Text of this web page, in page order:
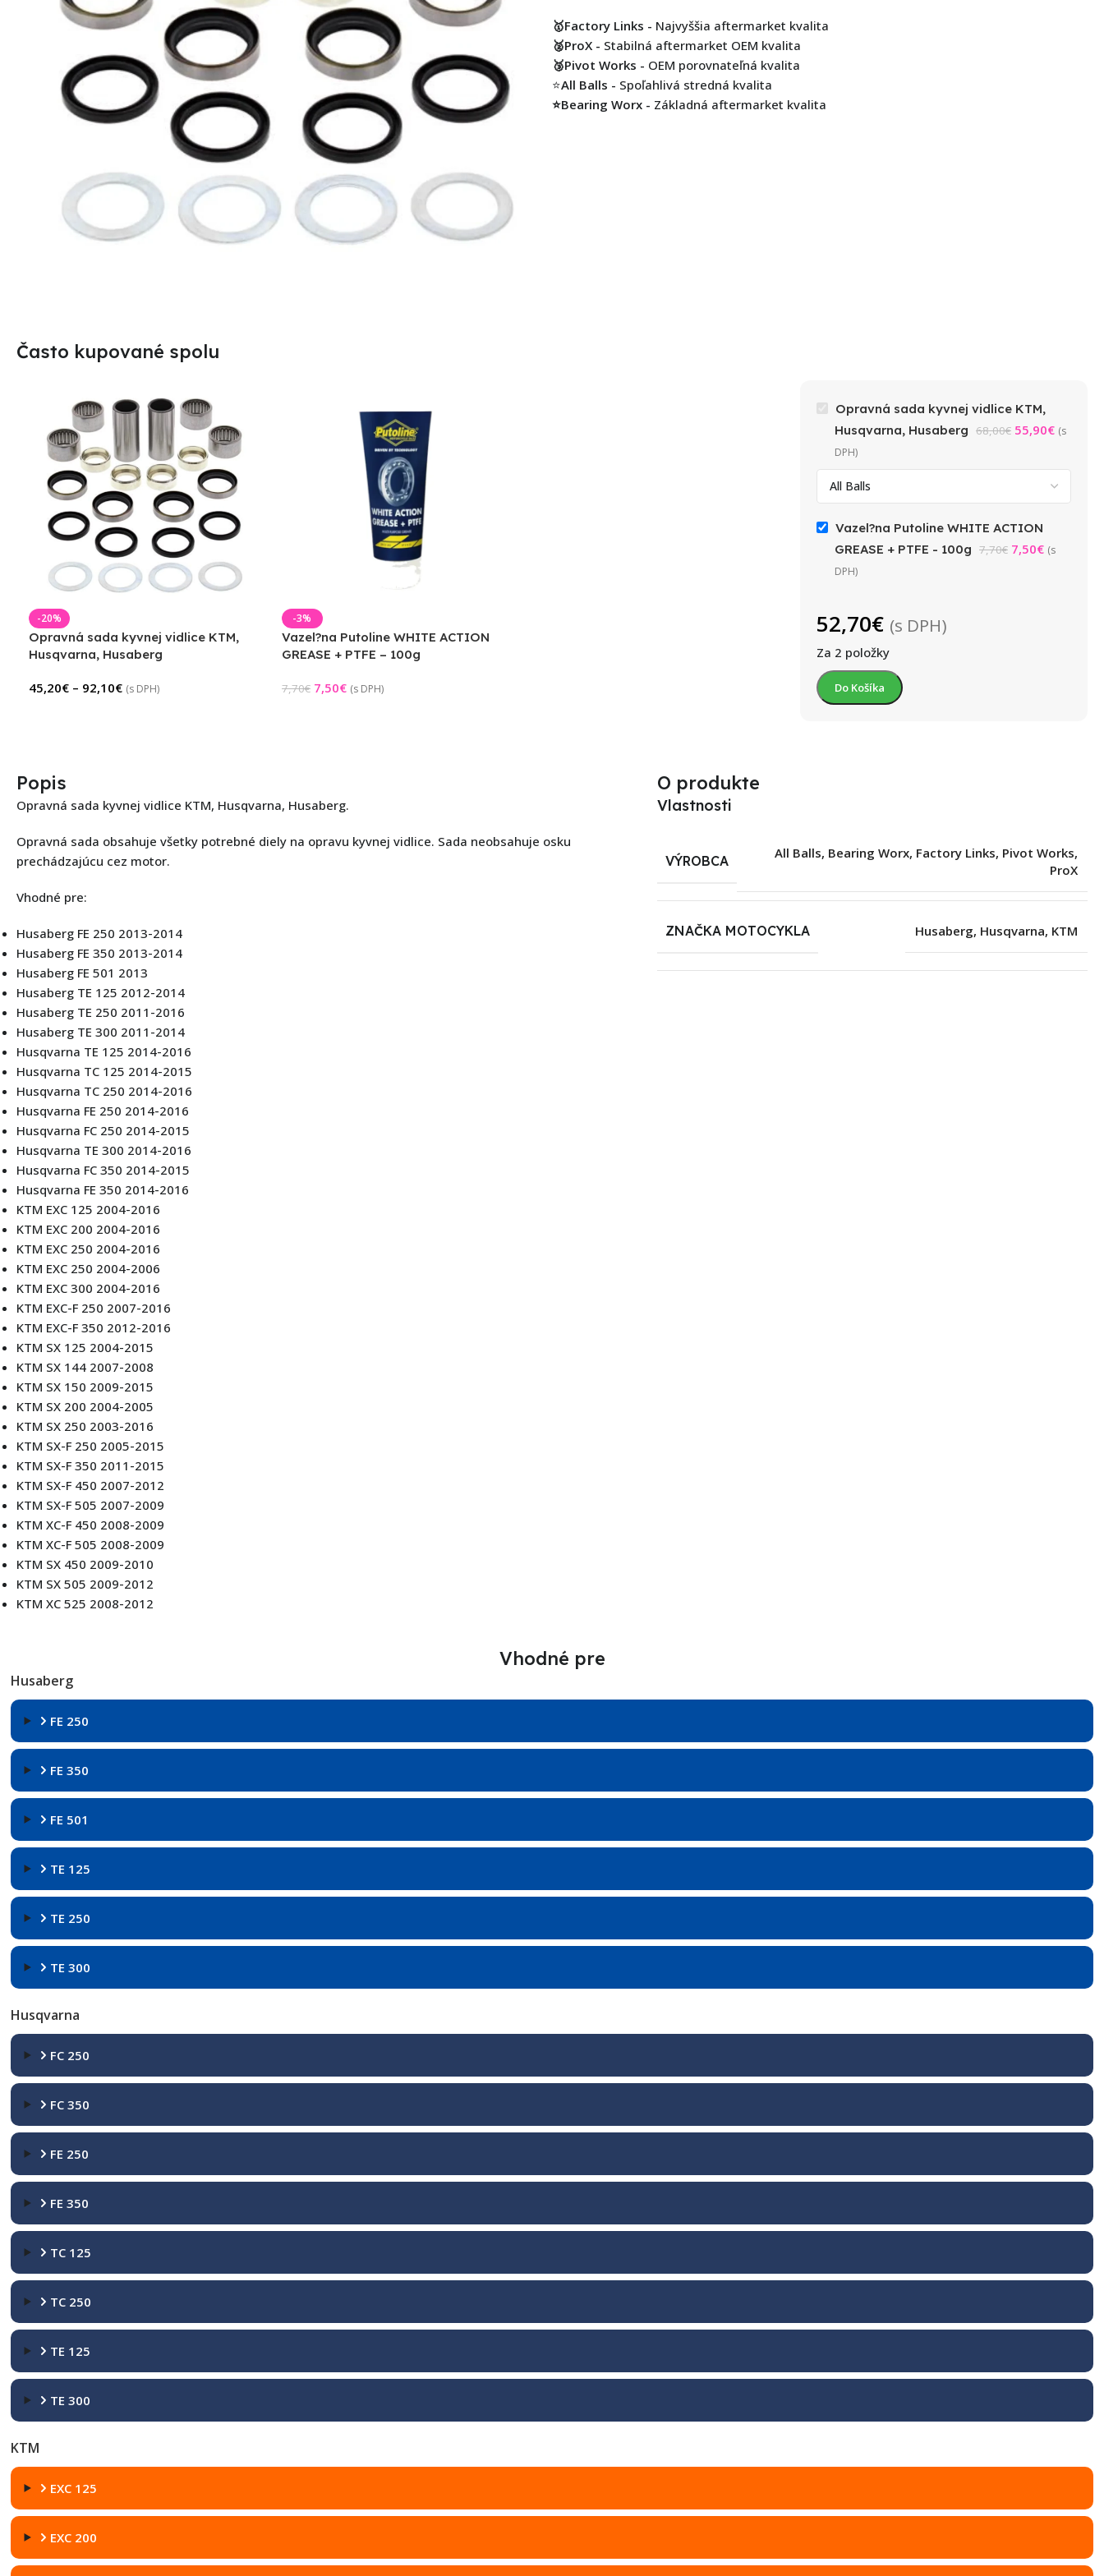
🥇Factory Links - Najvyššia aftermarket kvalita
🥈ProX - Stabilná aftermarket OEM kvalita
🥉Pivot Works - OEM porovnateľná kvalita
⭐All Balls - Spoľahlivá stredná kvalita
⭐Bearing Worx - Základná aftermarket kvalita
Často kupované spolu
-20%
Opravná sada kyvnej vidlice KTM,
Husqvarna, Husaberg
45,20€ – 92,10€ (s DPH)
-3%
Vazel?na Putoline WHITE ACTION
GREASE + PTFE – 100g
7,70€ 7,50€ (s DPH)
Opravná sada kyvnej vidlice KTM,
Husqvarna, Husaberg 68,00€ 55,90€ (s
DPH)
Vazel?na Putoline WHITE ACTION
GREASE + PTFE - 100g 7,70€ 7,50€ (s
DPH)
52,70€ (s DPH)
Za 2 položky
Do Košíka
Popis
Opravná sada kyvnej vidlice KTM, Husqvarna, Husaberg.
Opravná sada obsahuje všetky potrebné diely na opravu kyvnej vidlice. Sada neobsahuje osku
prechádzajúcu cez motor.
Vhodné pre:
Husaberg FE 250 2013-2014
Husaberg FE 350 2013-2014
Husaberg FE 501 2013
Husaberg TE 125 2012-2014
Husaberg TE 250 2011-2016
Husaberg TE 300 2011-2014
Husqvarna TE 125 2014-2016
Husqvarna TC 125 2014-2015
Husqvarna TC 250 2014-2016
Husqvarna FE 250 2014-2016
Husqvarna FC 250 2014-2015
Husqvarna TE 300 2014-2016
Husqvarna FC 350 2014-2015
Husqvarna FE 350 2014-2016
KTM EXC 125 2004-2016
KTM EXC 200 2004-2016
KTM EXC 250 2004-2016
KTM EXC 250 2004-2006
KTM EXC 300 2004-2016
KTM EXC-F 250 2007-2016
KTM EXC-F 350 2012-2016
KTM SX 125 2004-2015
KTM SX 144 2007-2008
KTM SX 150 2009-2015
KTM SX 200 2004-2005
KTM SX 250 2003-2016
KTM SX-F 250 2005-2015
KTM SX-F 350 2011-2015
KTM SX-F 450 2007-2012
KTM SX-F 505 2007-2009
KTM XC-F 450 2008-2009
KTM XC-F 505 2008-2009
KTM SX 450 2009-2010
KTM SX 505 2009-2012
KTM XC 525 2008-2012
O produkte
Vlastnosti
VÝROBCA
All Balls, Bearing Worx, Factory Links, Pivot Works,
ProX
ZNAČKA MOTOCYKLA Husaberg, Husqvarna, KTM
Vhodné pre
Husaberg
FE 250
FE 350
FE 501
TE 125
TE 250
TE 300
Husqvarna
FC 250
FC 350
FE 250
FE 350
TC 125
TC 250
TE 125
TE 300
KTM
EXC 125
EXC 200